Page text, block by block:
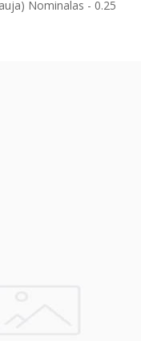
Nominalas - 0.25